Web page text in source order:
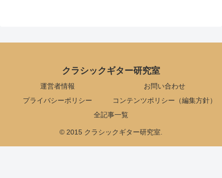
クラシックギター研究室
運営者情報
お問い合わせ
プライバシーポリシー
コンテンツポリシー（編集方針）
全記事一覧
© 2015 クラシックギター研究室.